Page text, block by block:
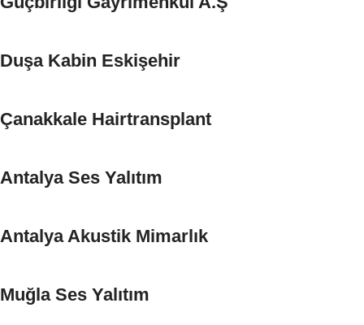
Duşa Kabin Eskişehir
Çanakkale Hairtransplant
Antalya Ses Yalıtım
Antalya Akustik Mimarlık
Muğla Ses Yalıtım